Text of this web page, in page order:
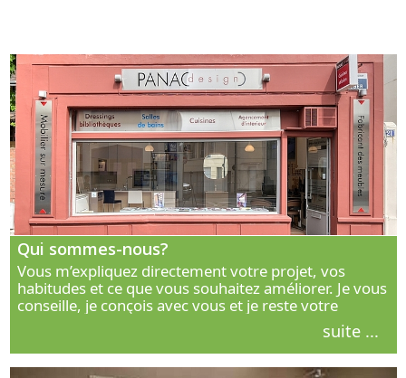
Qui sommes-nous?
Vous m’expliquez directement votre projet, vos
habitudes et ce que vous souhaitez améliorer. Je vous
conseille, je conçois avec vous et je reste votre
interlocuteur principal. Découvrez ma façon de vous
suite ...